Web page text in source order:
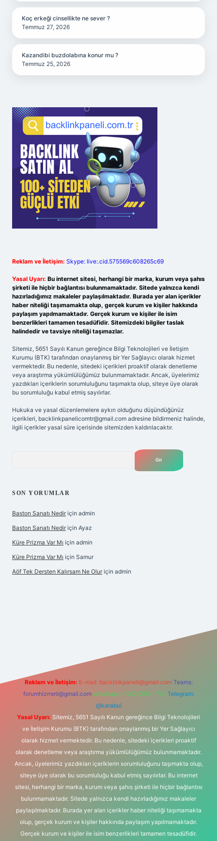
Koç erkeği cinsellikte ne sever ?
Temmuz 27, 2026
Kazandibi buzdolabına konur mu ?
Temmuz 25, 2026
Reklam ve İletişim: Skype: live:.cid.575569c608265c69
Yasal Uyarı: Bu internet sitesi, herhangi bir marka, kurum veya şahıs
şirketi ile hiçbir bağlantısı bulunmamaktadır. Sitede yalnızca kendi
hazırladığımız makaleler paylaşılmaktadır. Burada yer alan içerikler
haber niteliği taşımamakta olup, gerçek kurum ve kişiler hakkında
paylaşım yapılmamaktadır. Gerçek kurum ve kişiler ile isim
benzerlikleri tamamen tesadüfidir. Sitemizdeki bilgiler taslak
halindedir ve tavsiye niteliği taşımazlar.
Sitemiz, 5651 Sayılı Kanun gereğince Bilgi Teknolojileri ve İletişim
Kurumu (BTK) tarafından onaylanmış bir Yer Sağlayıcı olarak hizmet
vermektedir. Bu nedenle, sitedeki içerikleri proaktif olarak denetleme
veya araştırma yükümlülüğümüz bulunmamaktadır. Ancak, üyelerimiz
yazdıkları içeriklerin sorumluluğunu taşımakta olup, siteye üye olarak
bu sorumluluğu kabul etmiş sayılırlar.
Hukuka ve yasal düzenlemelere aykırı olduğunu düşündüğünüz
içerikleri, backlinkpanelicomtr@gmail.com adresine bildirmeniz halinde,
ilgili içerikler yasal süre içerisinde sitemizden kaldırılacaktır.
SON YORUMLAR
Baston Sanatı Nedir için admin
Baston Sanatı Nedir için Ayaz
Küre Prizma Var Mı için admin
Küre Prizma Var Mı için Samur
Aöf Tek Dersten Kalırsam Ne Olur için admin
Reklam ve İletişim: E-mail: backlinkpaneli@gmail.com Teams:
forumhizmeti@gmail.com Whatsapp: 0262 606 0 726 Telegram:
@karabul
Yasal Uyarı: Sitemiz, 5651 Sayılı Kanun gereğince Bilgi Teknolojileri
ve İletişim Kurumu (BTK) tarafından onaylanmış bir Yer Sağlayıcı
olarak hizmet vermektedir. Bu nedenle, sitedeki içerikleri proaktif
olarak denetleme veya araştırma yükümlülüğümüz bulunmamaktadır.
Ancak, üyelerimiz yazdıkları içeriklerin sorumluluğunu taşımakta olup,
siteye üye olarak bu sorumluluğu kabul etmiş sayılırlar. Bu internet
sitesi, herhangi bir marka, kurum veya şahıs şirketi ile hiçbir bağlantısı
bulunmamaktadır. Sitede yalnızca kendi hazırladığımız makaleler
paylaşılmaktadır. Burada yer alan içerikler haber niteliği taşımamakta
olup, gerçek kurum ve kişiler hakkında paylaşım yapılmamaktadır.
Gerçek kurum ve kişiler ile isim benzerlikleri tamamen tesadüfidir.